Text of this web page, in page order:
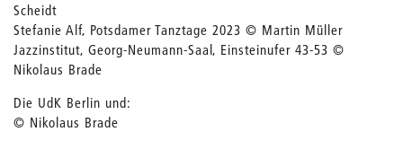
Scheidt
Stefanie Alf, Potsdamer Tanztage 2023 © Martin Müller
Jazzinstitut, Georg-Neumann-Saal, Einsteinufer 43-53 ©
Nikolaus Brade
Die UdK Berlin und:
© Nikolaus Brade